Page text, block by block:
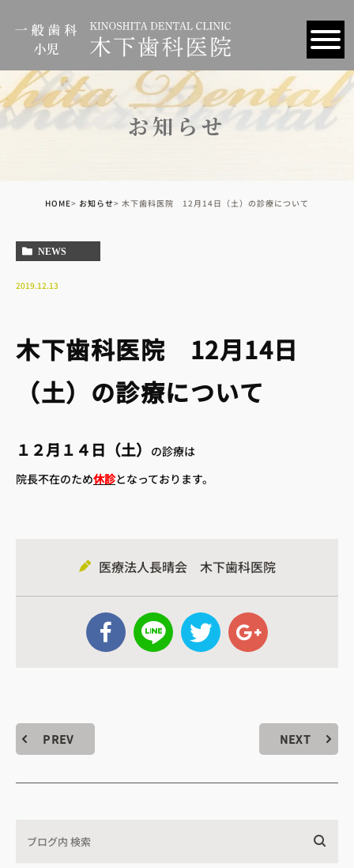
– 歯周病治療
お知らせ
HOME お知らせ 木下歯科医院 12月14日（土）の診療について
NEWS
2019.12.13
木下歯科医院 12月14日
（土）の診療について
１２月１４日（土）
の診療は
院長不在のため休診となっております。
医療法人長晴会 木下歯科医院
PREV NEXT